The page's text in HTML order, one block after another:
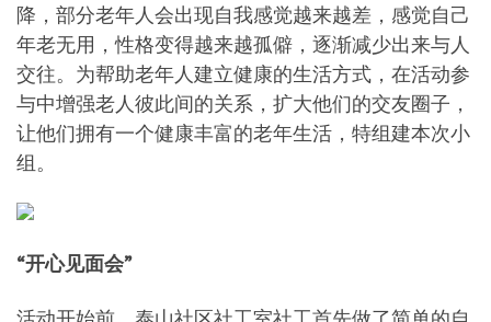
降，部分老年人会出现自我感觉越来越差，感觉自己
年老无用，性格变得越来越孤僻，逐渐减少出来与人
交往。为帮助老年人建立健康的生活方式，在活动参
与中增强老人彼此间的关系，扩大他们的交友圈子，
让他们拥有一个健康丰富的老年生活，特组建本次小
组。
“开心见面会”